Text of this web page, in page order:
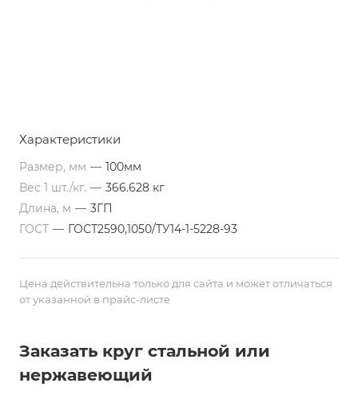
Характеристики
Размер, мм — 100мм
Вес 1 шт./кг. — 366.628 кг
Длина, м — 3ГП
ГОСТ — ГОСТ2590,1050/ТУ14-1-5228-93
Цена действительна только для сайта и может отличаться
от указанной в прайс-листе
Заказать круг стальной или
нержавеющий